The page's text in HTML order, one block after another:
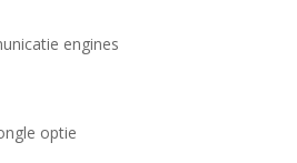
engines
optie